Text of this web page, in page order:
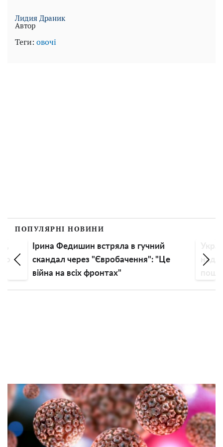
Лидия Драник
Автор
Теги: овочі
ПОПУЛЯРНІ НОВИНИ
Ірина Федишин встряла в гучний
скандал через "Євробачення": "Це
війна на всіх фронтах"